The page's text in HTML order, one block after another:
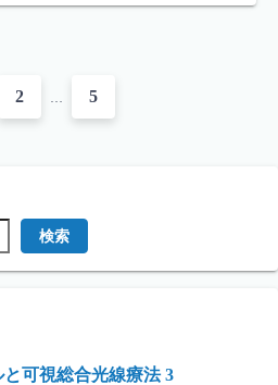
2 … 5
検索
可視総合光線療法 3